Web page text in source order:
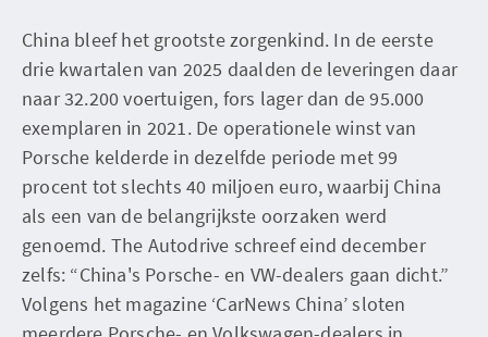
China bleef het grootste zorgenkind. In de eerste
drie kwartalen van 2025 daalden de leveringen daar
naar 32.200 voertuigen, fors lager dan de 95.000
exemplaren in 2021. De operationele winst van
Porsche kelderde in dezelfde periode met 99
procent tot slechts 40 miljoen euro, waarbij China
als een van de belangrijkste oorzaken werd
genoemd. The Autodrive schreef eind december
zelfs: “China's Porsche- en VW-dealers gaan dicht.”
Volgens het magazine ‘CarNews China’ sloten